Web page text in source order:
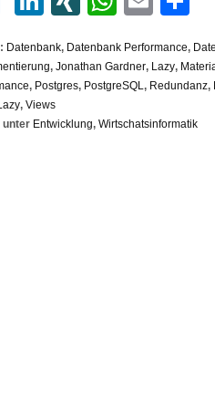
Datenbank, Datenbank Performance,
, Jonathan Gardner, Lazy,
, Postgres, PostgreSQL , Redundanz,
, Views
unter Entwicklung, Wirtschatsinformatik